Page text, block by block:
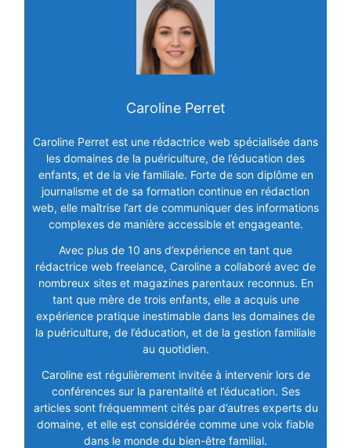
Caroline Perret
Caroline Perret est une rédactrice web spécialisée dans
les domaines de la puériculture, de l’éducation des
enfants, et de la vie familiale. Forte de son diplôme en
journalisme et de sa formation continue en rédaction
web, elle maîtrise l’art de communiquer des informations
complexes de manière accessible et engageante.
Avec plus de 10 ans d’expérience en tant que
rédactrice web freelance, Caroline a collaboré avec de
nombreux sites et magazines parentaux reconnus. En
tant que mère de trois enfants, elle a acquis une
expérience pratique inestimable dans les domaines de
la puériculture, de l’éducation, et de la gestion familiale
au quotidien.
Caroline est régulièrement invitée à intervenir lors de
conférences sur la parentalité et l’éducation. Ses
articles sont fréquemment cités par d’autres experts du
domaine, et elle est considérée comme une voix fiable
dans le monde du bien-être familial.